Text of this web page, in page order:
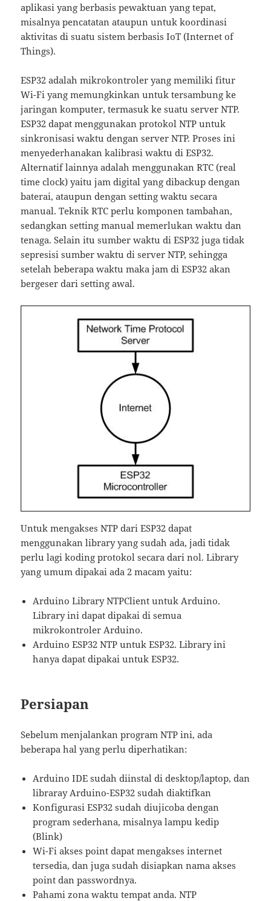
aplikasi yang berbasis pewaktuan yang tepat,
misalnya pencatatan ataupun untuk koordinasi
aktivitas di suatu sistem berbasis IoT (Internet of
Things).
ESP32 adalah mikrokontroler yang memiliki fitur
Wi-Fi yang memungkinkan untuk tersambung ke
jaringan komputer, termasuk ke suatu server NTP.
ESP32 dapat menggunakan protokol NTP untuk
sinkronisasi waktu dengan server NTP. Proses ini
menyederhanakan kalibrasi waktu di ESP32.
Alternatif lainnya adalah menggunakan RTC (real
time clock) yaitu jam digital yang dibackup dengan
baterai, ataupun dengan setting waktu secara
manual. Teknik RTC perlu komponen tambahan,
sedangkan setting manual memerlukan waktu dan
tenaga. Selain itu sumber waktu di ESP32 juga tidak
sepresisi sumber waktu di server NTP, sehingga
setelah beberapa waktu maka jam di ESP32 akan
bergeser dari setting awal.
Untuk mengakses NTP dari ESP32 dapat
menggunakan library yang sudah ada, jadi tidak
perlu lagi koding protokol secara dari nol. Library
yang umum dipakai ada 2 macam yaitu:
Arduino Library NTPClient untuk Arduino.
Library ini dapat dipakai di semua
mikrokontroler Arduino.
Arduino ESP32 NTP untuk ESP32. Library ini
hanya dapat dipakai untuk ESP32.
Persiapan
Sebelum menjalankan program NTP ini, ada
beberapa hal yang perlu diperhatikan:
Arduino IDE sudah diinstal di desktop/laptop, dan
libraray Arduino-ESP32 sudah diaktifkan
Konfigurasi ESP32 sudah diujicoba dengan
program sederhana, misalnya lampu kedip
(Blink)
Wi-Fi akses point dapat mengakses internet
tersedia, dan juga sudah disiapkan nama akses
point dan passwordnya.
Pahami zona waktu tempat anda. NTP